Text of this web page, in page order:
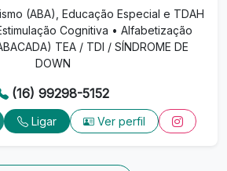
(ABA), Educação Especial e TDAH
Cognitiva • ⁠Alfabetização
TEA / TDI / SÍNDROME DE
DOWN
(16) 99298-5152
Ligar Ver perfil